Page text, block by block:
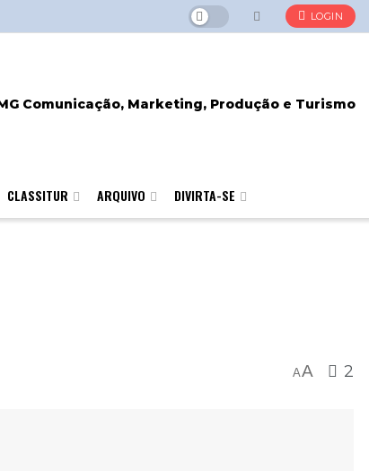
LOGIN
CLASSITUR ARQUIVO DIVIRTA-SE
AA 2